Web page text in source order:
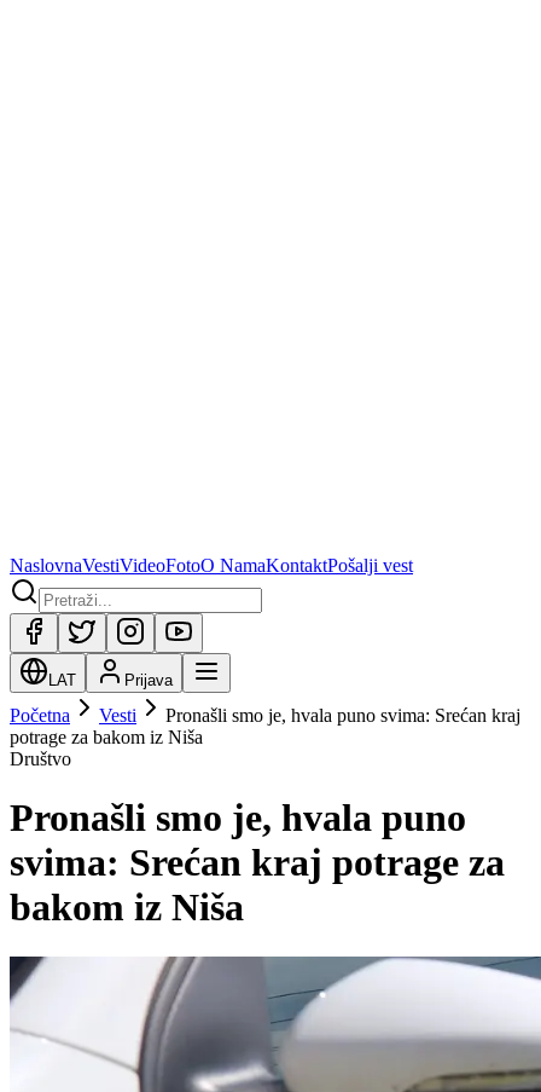
NaslovnaVestiVideoFotoO NamaKontaktPošalji vest
LAT Prijava
Početna Vesti
Pronašli smo je, hvala puno svima: Srećan kraj
potrage za bakom iz Niša
Društvo
Pronašli smo je, hvala puno
svima: Srećan kraj potrage za
bakom iz Niša